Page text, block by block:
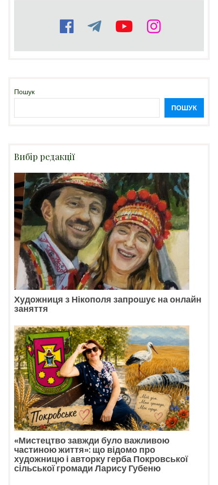
Пошук
ПОШУК
Вибір редакції
Художниця з Нікополя запрошує на онлайн
заняття
«Мистецтво завжди було важливою
частиною життя»: що відомо про
художницю і авторку герба Покровської
сільської громади Ларису Губеню